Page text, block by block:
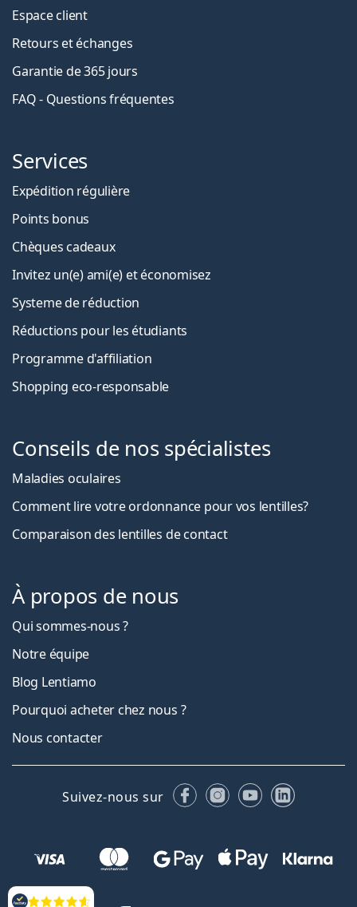
Espace client
Retours et échanges
Garantie de 365 jours
FAQ - Questions fréquentes
Services
Expédition régulière
Points bonus
Chèques cadeaux
Invitez un(e) ami(e) et économisez
Systeme de réduction
Réductions pour les étudiants
Programme d'affiliation
Shopping eco-responsable
Conseils de nos spécialistes
Maladies oculaires
Comment lire votre ordonnance pour vos lentilles?
Comparaison des lentilles de contact
À propos de nous
Qui sommes-nous ?
Notre équipe
Blog Lentiamo
Pourquoi acheter chez nous ?
Nous contacter
Suivez-nous sur FacebookInstagram
YouTubeLinkedIn